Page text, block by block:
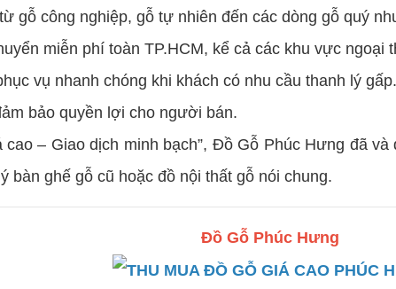
gỗ công nghiệp, gỗ tự nhiên đến các dòng gỗ quý
miễn phí toàn TP.HCM, kể cả các khu vực ngoại
vụ nhanh chóng khi khách có nhu cầu thanh lý gấp.
bảo quyền lợi cho người bán.
– Giao dịch minh bạch”, Đồ Gỗ Phúc Hưng đã và
bàn ghế gỗ cũ hoặc đồ nội thất gỗ nói chung.
Đồ Gỗ Phúc Hưng